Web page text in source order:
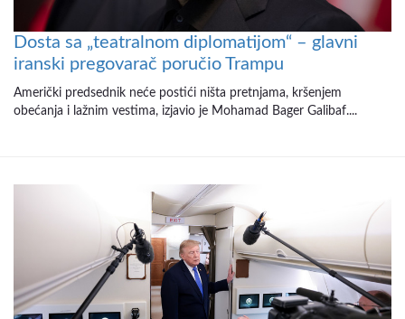
Dosta sa „teatralnom diplomatijom“ – glavni
iranski pregovarač poručio Trampu
Američki predsednik neće postići ništa pretnjama, kršenjem
obećanja i lažnim vestima, izjavio je Mohamad Bager Galibaf....